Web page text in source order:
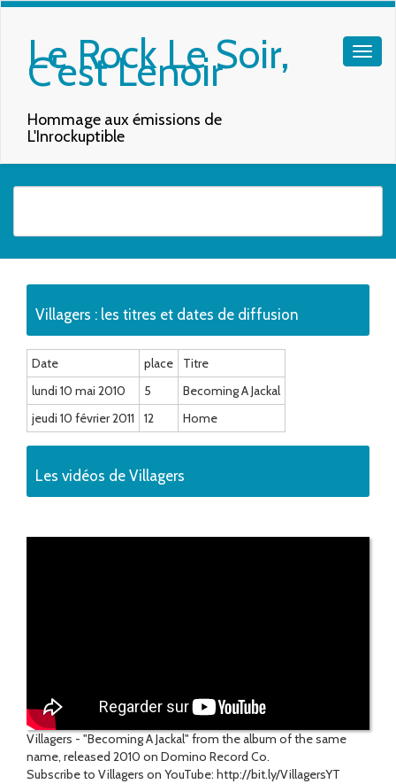
Le Rock Le Soir,
C'est Lenoir
Hommage aux émissions de
L'Inrockuptible
Villagers : les titres et dates de diffusion
Date place
Titre
lundi 10 mai 2010
5
Becoming A Jackal
jeudi 10 février 2011
12 Home
Les vidéos de Villagers
Villagers - "Becoming A Jackal" from the album of the same
name, released 2010 on Domino Record Co.
Subscribe to Villagers on YouTube: http://bit.ly/VillagersYT